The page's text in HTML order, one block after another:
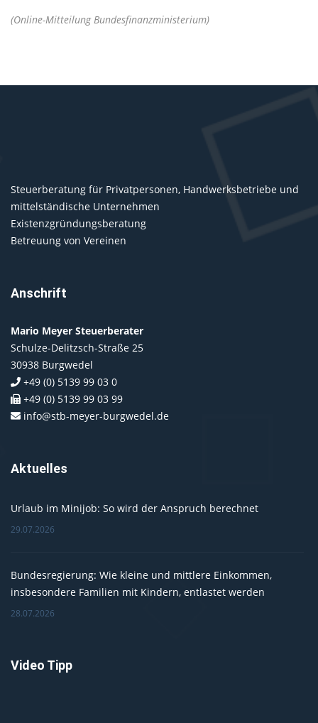
(Online-Mitteilung Bundesfinanzministerium)
Steuerberatung für Privatpersonen, Handwerksbetriebe und
mittelständische Unternehmen
Existenzgründungsberatung
Betreuung von Vereinen
Anschrift
Mario Meyer Steuerberater
Schulze-Delitzsch-Straße 25
30938 Burgwedel
+49 (0) 5139 99 03 0
+49 (0) 5139 99 03 99
info@stb-meyer-burgwedel.de
Aktuelles
Urlaub im Minijob: So wird der Anspruch berechnet
29.07.2026
Bundesregierung: Wie kleine und mittlere Einkommen,
insbesondere Familien mit Kindern, entlastet werden
28.07.2026
Video Tipp